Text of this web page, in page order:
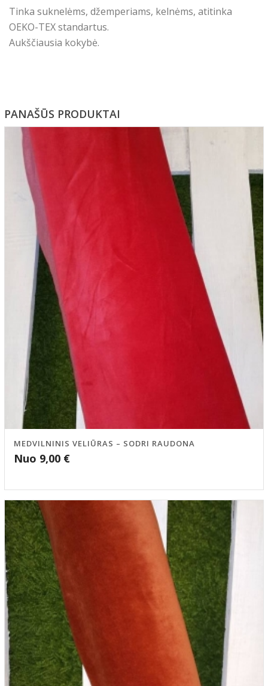
Tinka suknelėms, džemperiams, kelnėms, atitinka
OEKO-TEX standartus.
Aukščiausia kokybė.
PANAŠŪS PRODUKTAI
MEDVILNINIS VELIŪRAS – SODRI RAUDONA
Nuo 9,00 €